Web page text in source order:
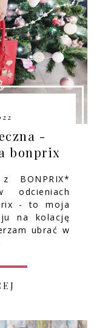
-
bonprix
BONPRIX*
odcieniach
- to moja
na kolację
ubrać w